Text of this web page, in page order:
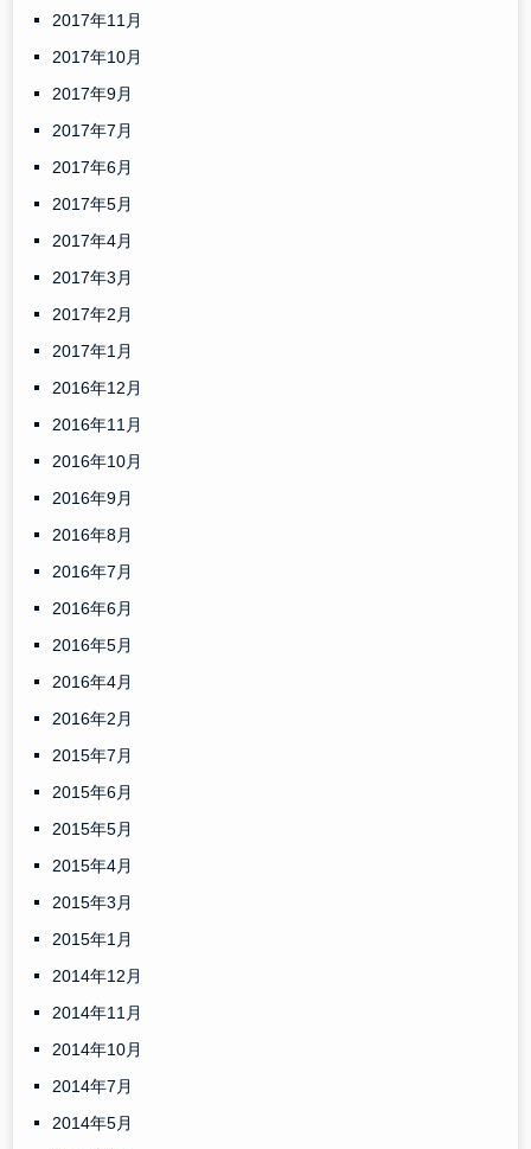
2017年11月
2017年10月
2017年9月
2017年7月
2017年6月
2017年5月
2017年4月
2017年3月
2017年2月
2017年1月
2016年12月
2016年11月
2016年10月
2016年9月
2016年8月
2016年7月
2016年6月
2016年5月
2016年4月
2016年2月
2015年7月
2015年6月
2015年5月
2015年4月
2015年3月
2015年1月
2014年12月
2014年11月
2014年10月
2014年7月
2014年5月